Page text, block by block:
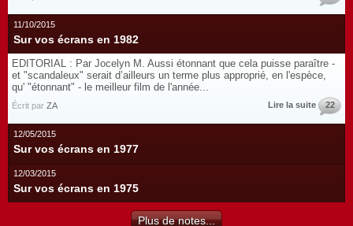
11/10/2015
Sur vos écrans en 1982
EDITORIAL : Par Jocelyn M. Aussi étonnant que cela puisse paraître -
et "scandaleux" serait d’ailleurs un terme plus approprié, en l'espèce,
qu' "étonnant" - le meilleur film de l'année...
Écrit par ZA Lire la suite 22
12/05/2015
Sur vos écrans en 1977
12/03/2015
Sur vos écrans en 1975
Plus de notes...